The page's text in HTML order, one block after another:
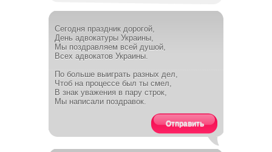
Сегодня праздник дорогой,
День адвокатуры Украины,
Мы поздравляем всей душой,
Всех адвокатов Украины.
По больше выиграть разных дел,
Чтоб на процессе был ты смел,
В знак уважения в пару строк,
Мы написали поздравок.
Отправить